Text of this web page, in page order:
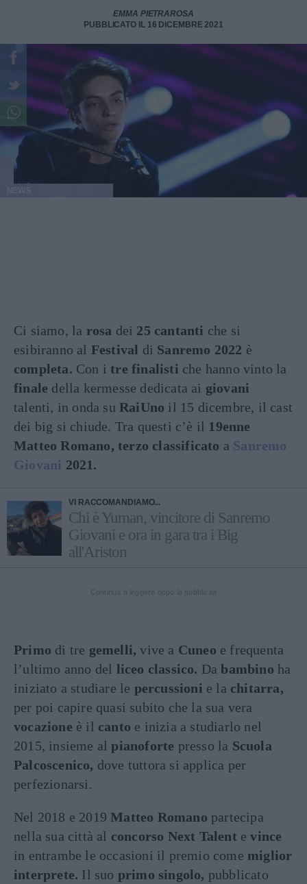
EMMA PIETRAROSA
PUBBLICATO IL 16 DICEMBRE 2021
Ci siamo, la rosa dei 25 cantanti che si
esibiranno al Festival di Sanremo 2022 è
completa. Con itre finalisti che hanno vinto la
finale della kermesse dedicata ai giovani
talenti, in onda su RaiUno il 15 dicembre, il cast
dei big si chiude. Tra questi c’è il 19enne
Matteo Romano, terzo classificato a Sanremo
Giovani 2021.
VI RACCOMANDIAMO...
Chi è Yuman, vincitore di Sanremo
Giovani e ora in gara tra i Big
all'Ariston
Primo di tre gemelli, vive a Cuneo e frequenta
l’ultimo anno del liceo classico. Dabambino ha
iniziato a studiare le percussioni e la chitarra,
per poi capire quasi subito che la sua vera
vocazione è il canto e inizia a studiarlo nel
2015, insieme alpianoforte presso la Scuola
Palcoscenico, dove tuttora si applica per
perfezionarsi.
Nel 2018 e 2019Matteo Romano partecipa
nella sua città al concorso Next Talent evince
in entrambe le occasioni il premio come miglior
interprete. Il suo primo singolo, pubblicato